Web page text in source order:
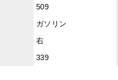
509
ガソリン
右
339